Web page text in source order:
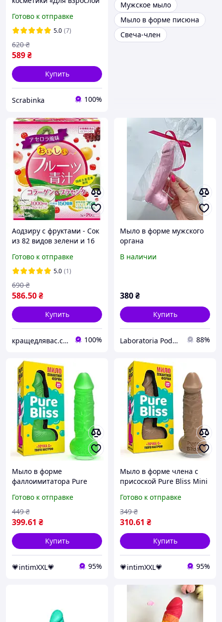
Готово к отправке
5.0 (7)
589₴
620 ₴
Купить
Scrabinka 100%
Мужское мыло
Мыло в форме писюна
Свеча-член
Аодзиру с фруктами - Сок
из 82 видов зелени и 16
Япония
Готово к отправке
5.0 (1)
586.50₴
690 ₴
Купить
кращедлявас.com.ua 100%
Мыло в форме мужского
органа
В наличии
380₴
Купить
Laboratoria Podarynkiv 88%
Мыло в форме
фаллоимитатора Pure
(зелёный)
Готово к отправке
399.61 ₴
449 ₴
Купить
💗intimXXL💗 95%
Мыло в форме члена с
присоской Pure Bliss Mini
Готово к отправке
310.61 ₴
349 ₴
Купить
💗intimXXL💗 95%